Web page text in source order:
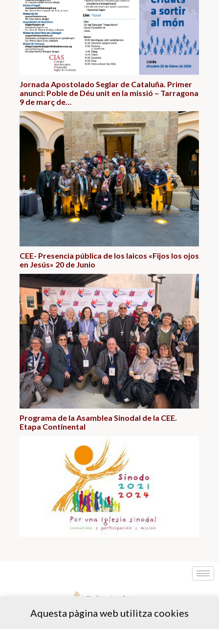
Jornada Apostolado Seglar de Cataluña. Primer
anunci: Poble de Déu unit en la missió – Tarragona
9 de març de…
CEE- Presencia pública de los laicos «Fijos los ojos
en Jesús» 20 de Junio
Programa de la Asamblea Sinodal de la CEE.
Etapa Continental
Aquesta pàgina web utilitza cookies